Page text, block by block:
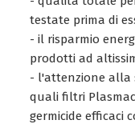
testate prima di
- il risparmio
prodotti ad
- l'attenzione alla
quali filtri
germicide efficaci